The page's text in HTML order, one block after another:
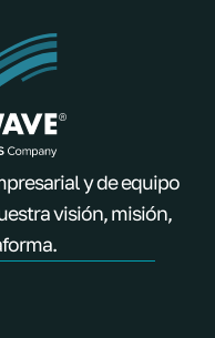
y de equipo
visión, misión,